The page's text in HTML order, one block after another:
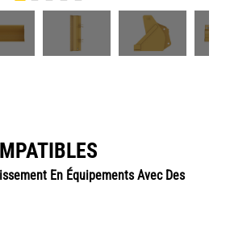
En Équipements Avec Des